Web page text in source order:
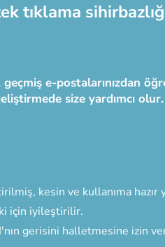
tıklama
e-postalarınızdan
size yardımcı olur.
kesin ve kullanıma hazır
için iyileştirilir.
gerisini halletmesine izin